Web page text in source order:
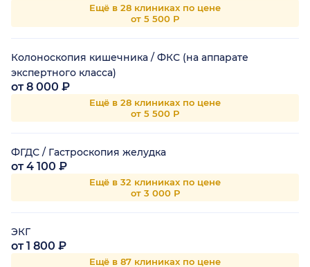
Ещё в 28 клиниках по цене
от 5 500 Р
Колоноскопия кишечника / ФКС (на аппарате
экспертного класса)
от 8 000 ₽
Ещё в 28 клиниках по цене
от 5 500 Р
ФГДС / Гастроскопия желудка
от 4 100 ₽
Ещё в 32 клиниках по цене
от 3 000 Р
ЭКГ
от 1 800 ₽
Ещё в 87 клиниках по цене